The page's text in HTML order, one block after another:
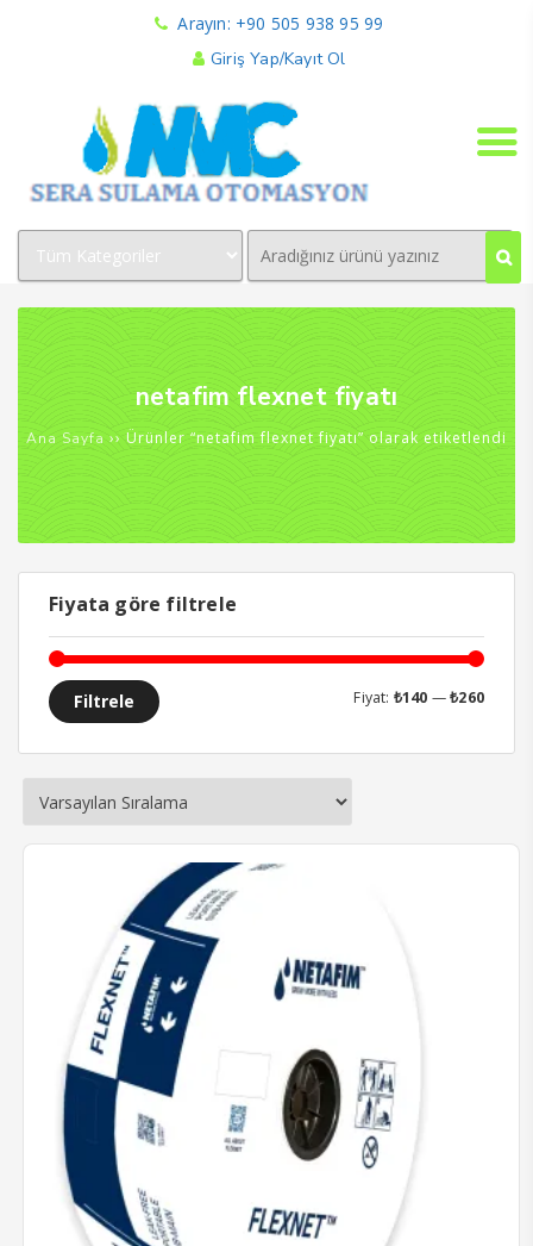
Arayın: +90 505 938 95 99
Giriş Yap/Kayıt Ol
netafim flexnet fiyatı
Ana Sayfa ›› Ürünler “netafim flexnet fiyatı” olarak etiketlendi
Fiyata göre filtrele
En
En
Filtrele Fiyat: ₺140 —₺260